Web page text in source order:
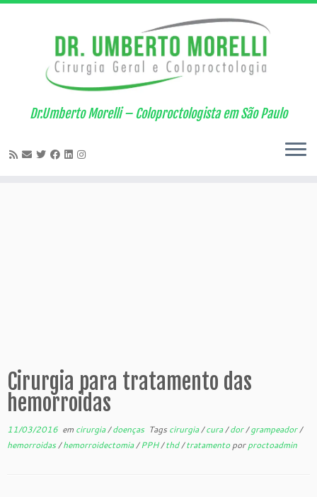
contentDr.Umberto Morelli – Coloproctologista em São Paulo
Incontinência fecal
Clique aqui...
Cirurgia para tratamento das
hemorroidas
11/03/2016 em cirurgia/doenças Tags cirurgia/cura/dor/grampeador/
hemorroidas/hemorroidectomia/PPH/thd/tratamentoporproctoadmin